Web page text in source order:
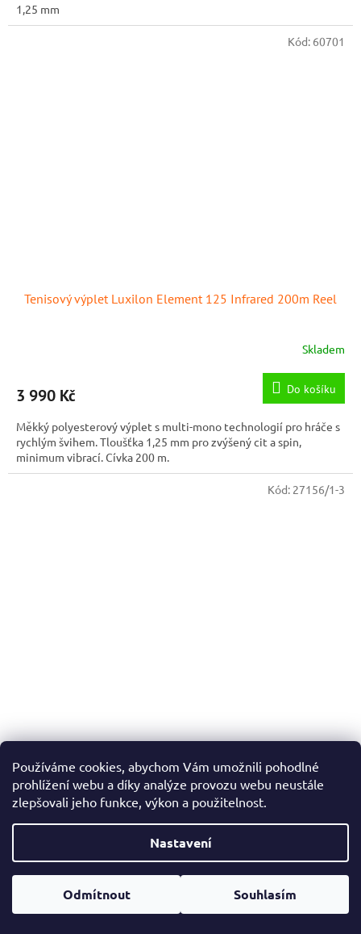
Používáme cookies, abychom Vám umožnili pohodlné
prohlížení webu a díky analýze provozu webu neustále
zlepšovali jeho funkce, výkon a použitelnost.
Nastavení
Odmítnout Souhlasím
1,25 mm
Tenisový výplet Luxilon Element 125 Infrared 200m Reel
Skladem
3 990 Kč Do košíku
Měkký polyesterový výplet s multi-mono technologií pro hráče s
rychlým švihem. Tloušťka 1,25 mm pro zvýšený cit a spin,
minimum vibrací. Cívka 200 m.
Kód: 60701
Tenisový výplet Tecnifibre Black Code 4S 200m
Tecnifibre 4S je výplet vyvinutý speciálně pro hráče, kteří sázejí
na rotaci a efekt. Díky unikátní čtvercové konstrukci nabízí ještě
více spinu než oblíbený Black Code a...
Kód: 27156/1-3